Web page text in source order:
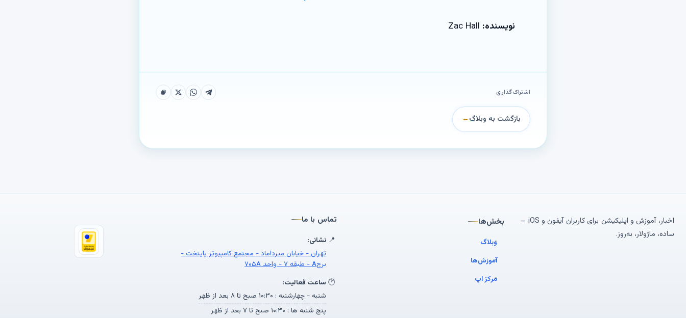
نویسنده:
اشتراک‌گذاری
بازگشت به وبلاگ←
اخبار، آموزش و اپلیکیشن برای کاربران آیفون و iOS —
ساده، ماژولار، به‌روز.
بخش‌ها
وبلاگ
آموزش‌ها
مرکز اپ
تماس با ما
📍 نشانی:
تهران - خیابان میرداماد - مجتمع کامپیوتر پایتخت -
برجA - طبقه ۷ - واحد ۷۰۵A
🕐 ساعت فعالیت:
شنبه - چهارشنبه : ۱۰:۳۰ صبح تا ۸ بعد از ظهر
پنج شنبه ها : ۱۰:۳۰ صبح تا ۷ بعد از ظهر